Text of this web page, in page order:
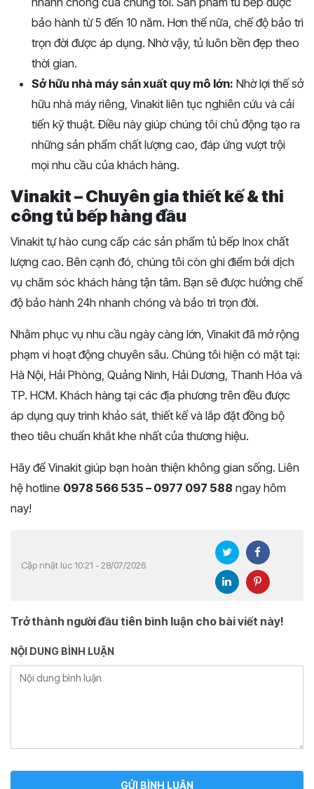
bảo hành từ 5 đến 10 năm. Hơn thế nữa, chế độ bảo trì
trọn đời được áp dụng. Nhờ vậy, tủ luôn bền đẹp theo
thời gian.
Sở hữu nhà máy sản xuất quy mô lớn: Nhờ lợi thế sở
hữu nhà máy riêng, Vinakit liên tục nghiên cứu và cải
tiến kỹ thuật. Điều này giúp chúng tôi chủ động tạo ra
những sản phẩm chất lượng cao, đáp ứng vượt trội
mọi nhu cầu của khách hàng.
Vinakit – Chuyên gia thiết kế & thi
công tủ bếp hàng đầu
Vinakit tự hào cung cấp các sản phẩm tủ bếp Inox chất
lượng cao. Bên cạnh đó, chúng tôi còn ghi điểm bởi dịch
vụ chăm sóc khách hàng tận tâm. Bạn sẽ được hưởng chế
độ bảo hành 24h nhanh chóng và bảo trì trọn đời.
Nhằm phục vụ nhu cầu ngày càng lớn, Vinakit đã mở rộng
phạm vi hoạt động chuyên sâu. Chúng tôi hiện có mặt tại:
Hà Nội, Hải Phòng, Quảng Ninh, Hải Dương, Thanh Hóa và
TP. HCM. Khách hàng tại các địa phương trên đều được
áp dụng quy trình khảo sát, thiết kế và lắp đặt đồng bộ
theo tiêu chuẩn khắt khe nhất của thương hiệu.
Hãy để Vinakit giúp bạn hoàn thiện không gian sống. Liên
hệ hotline 0978 566 535 – 0977 097 588 ngay hôm
nay!
Cập nhật lúc 10:21 - 28/07/2026
Trở thành người đầu tiên bình luận cho bài viết này!
NỘI DUNG BÌNH LUẬN